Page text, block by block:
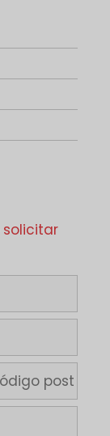
solicitar